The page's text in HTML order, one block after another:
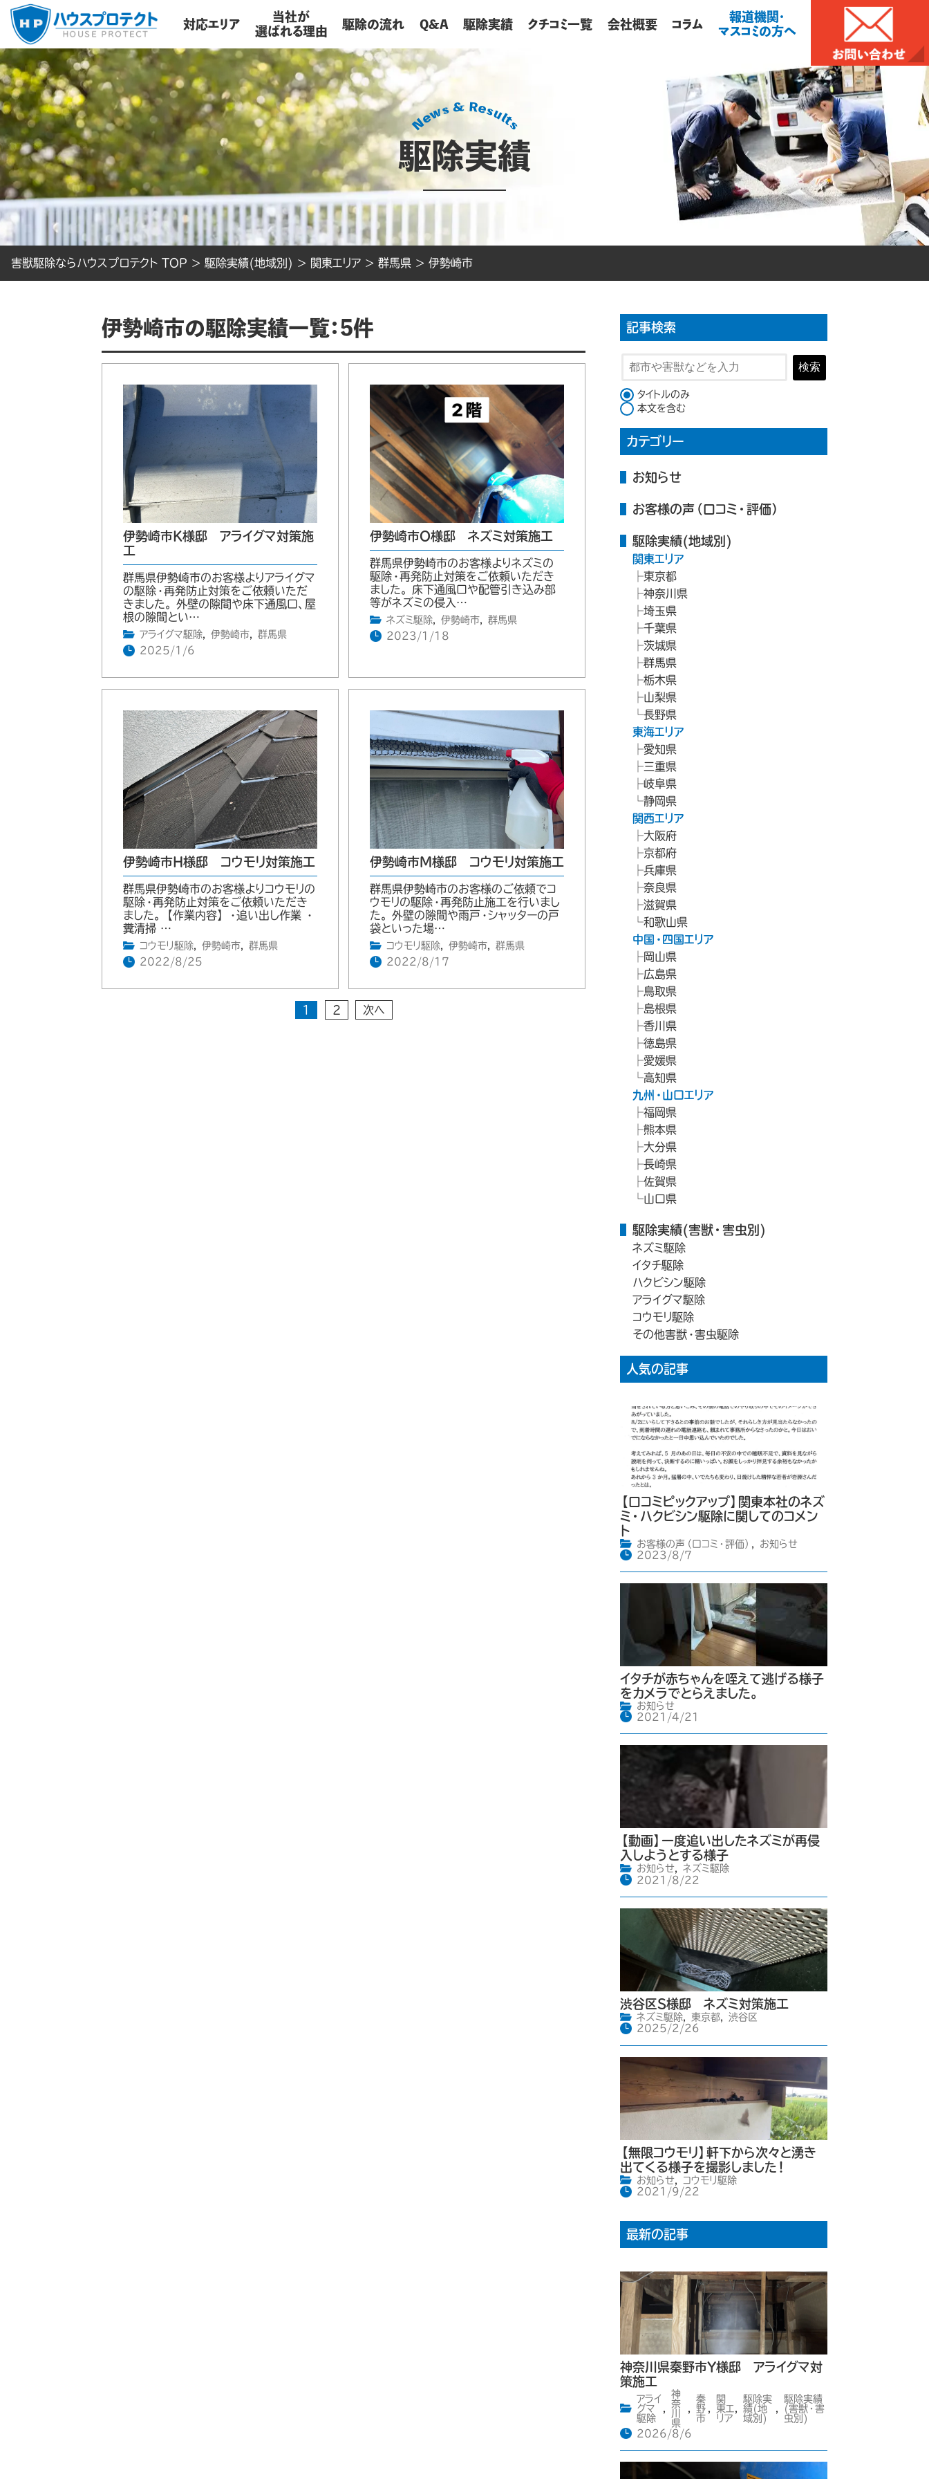
対応エリア
当社が
選ばれる理由
駆除の流れ Q&A 駆除実績 クチコミ一覧 会社概要 コラム
報道機関・
マスコミの方へ
駆除実績
害獣駆除ならハウスプロテクト TOP > 駆除実績(地域別) > 関東エリア > 群馬県 > 伊勢崎市
伊勢崎市の駆除実績一覧：5件
伊勢崎市K様邸 アライグマ対策施
工
群馬県伊勢崎市のお客様よりアライグマ
の駆除・再発防止対策をご依頼いただ
きました。 外壁の隙間や床下通風口、屋
根の隙間とい…
アライグマ駆除, 伊勢崎市,
群馬県
2025/1/6
伊勢崎市O様邸 ネズミ対策施工
群馬県伊勢崎市のお客様よりネズミの
駆除・再発防止対策をご依頼いただき
ました。 床下通風口や配管引き込み部
等がネズミの侵入…
ネズミ駆除, 伊勢崎市,
群馬県
2023/1/18
伊勢崎市H様邸 コウモリ対策施工
群馬県伊勢崎市のお客様よりコウモリの
駆除・再発防止対策をご依頼いただき
ました。 【作業内容】 ・追い出し作業 ・
糞清掃 …
コウモリ駆除, 伊勢崎市,
群馬県
2022/8/25
伊勢崎市M様邸 コウモリ対策施工
群馬県伊勢崎市のお客様のご依頼でコ
ウモリの駆除・再発防止施工を行いまし
た。 外壁の隙間や雨戸・シャッターの戸
袋といった場…
コウモリ駆除, 伊勢崎市,
群馬県
2022/8/17
1 2 次へ
記事検索
検索
検索対象
タイトルのみ
本文を含む
カテゴリー
お知らせ
お客様の声（口コミ・評価）
駆除実績(地域別)
関東エリア
東京都
神奈川県
埼玉県
千葉県
茨城県
群馬県
栃木県
山梨県
長野県
東海エリア
愛知県
三重県
岐阜県
静岡県
関西エリア
大阪府
京都府
兵庫県
奈良県
滋賀県
和歌山県
中国・四国エリア
岡山県
広島県
鳥取県
島根県
香川県
徳島県
愛媛県
高知県
九州・山口エリア
福岡県
熊本県
大分県
長崎県
佐賀県
山口県
駆除実績(害獣・害虫別)
ネズミ駆除
イタチ駆除
ハクビシン駆除
アライグマ駆除
コウモリ駆除
その他害獣・害虫駆除
人気の記事
【口コミピックアップ】関東本社のネズ
ミ・ハクビシン駆除に関してのコメン
ト
お客様の声（口コミ・評価）
お知らせ
2023/8/7
イタチが赤ちゃんを咥えて逃げる様子
をカメラでとらえました。
お知らせ
2021/4/21
【動画】一度追い出したネズミが再侵
入しようとする様子
お知らせ,
ネズミ駆除
2021/8/22
渋谷区S様邸 ネズミ対策施工
ネズミ駆除, 東京都,
渋谷区
2025/2/26
【無限コウモリ】軒下から次々と湧き
出てくる様子を撮影しました！
お知らせ,
コウモリ駆除
2021/9/22
最新の記事
神奈川県秦野市Y様邸 アライグマ対
策施工
アライ
グマ
駆除
神
奈
川
県
秦
野
市
関
東エ
リア
駆除実
績(地
域別)
駆除実績
(害獣・害
虫別)
2026/8/6